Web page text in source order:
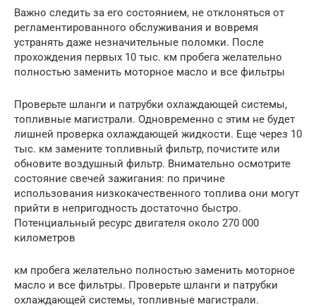
Важно следить за его состоянием, не отклоняться от
регламентированного обслуживания и вовремя
устранять даже незначительные поломки. После
прохождения первых 10 тыс. км пробега желательно
полностью заменить моторное масло и все фильтры
Проверьте шланги и патрубки охлаждающей системы,
топливные магистрали. Одновременно с этим не будет
лишней проверка охлаждающей жидкости. Еще через 10
тыс. км замените топливный фильтр, почистите или
обновите воздушный фильтр. Внимательно осмотрите
состояние свечей зажигания: по причине
использования низкокачественного топлива они могут
прийти в непригодность достаточно быстро.
Потенциальный ресурс двигателя около 270 000
километров
км пробега желательно полностью заменить моторное
масло и все фильтры. Проверьте шланги и патрубки
охлаждающей системы, топливные магистрали.